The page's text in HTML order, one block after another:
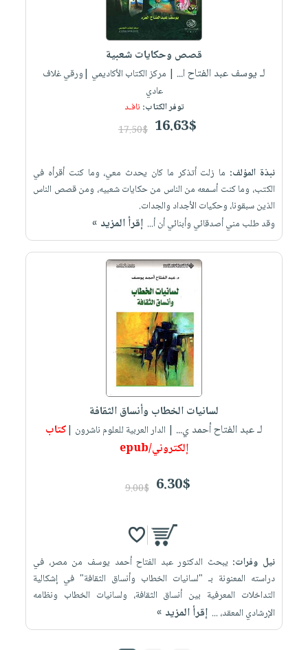
قصص وحكايات شعبية
لـ يوسف عبد الفتاح ا... | مركز الكتاب الأكاديمي |ورقي غلاف
عادي
توفر الكتاب: نافـد
16.63$
17.50$
نبذة المؤلف: ما زلت أتذكر ما كان يحدث معي، وما كنت أقرأه في
الكتب، وما كنت أسمعه من الناس من حكايات شعبيه، ومن قصص الناس
الذين سبقونا، وحكيات الأجداد والجدات.
وقد طلب مني أصدقائي وأبنائي أن أ... إقرأ المزيد »
لسانيات الخطاب وأنساق الثقافة
لـ عبد الفتاح أحمد ي... | الدار العربية للعلوم ناشرون |كتاب
إلكتروني/epub
6.30$
9.00$
نيل وفرات: يبحث الدكتور عبد الفتاح أحمد يوسف من مصر، في
دراسته المعنونة بـ "لسانيات الخطاب وأنساق الثقافة" في إشكالية
التداخلات المعرفية بين أنساق الثقافة، ولسانيات الخطاب ونظامه
الإرشادي المعقد، ... إقرأ المزيد »